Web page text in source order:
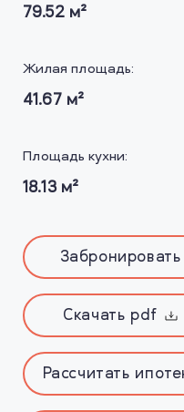
79.52м²
Жилая площадь:
41.67м²
Площадь кухни:
18.13м²
Забронировать
Скачать pdf
Рассчитать